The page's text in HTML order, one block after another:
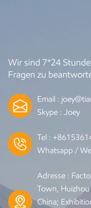
Wir sind 7*24
Fragen zu
Email :
Skype :Joey
Tel :
Whatsapp /
Adresse :
Town,
China;